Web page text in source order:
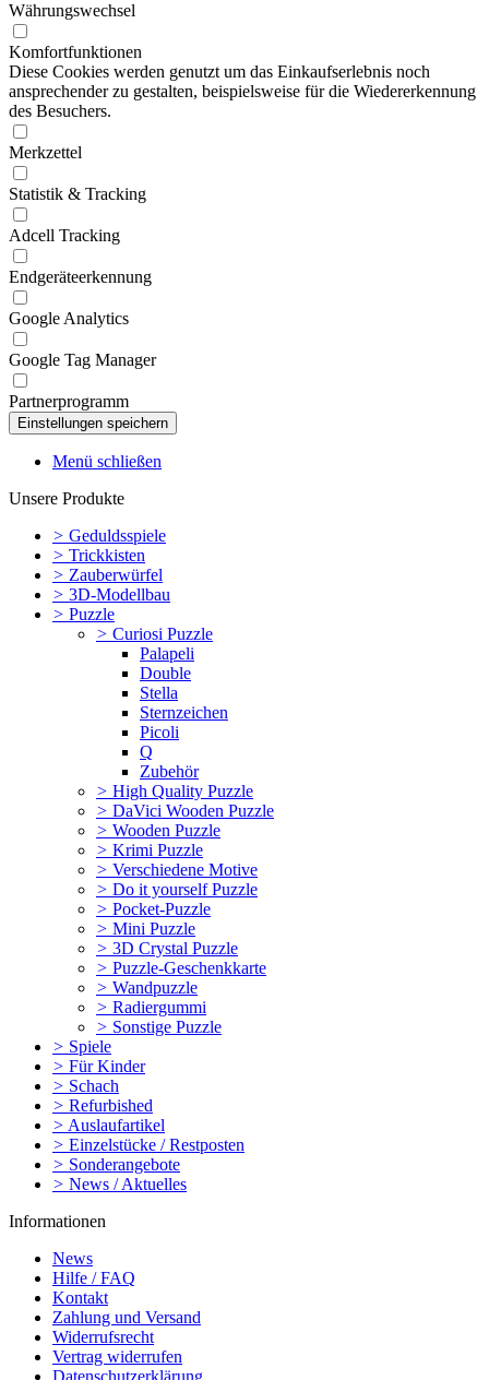
Währungswechsel
Komfortfunktionen
Diese Cookies werden genutzt um das Einkaufserlebnis noch
ansprechender zu gestalten, beispielsweise für die Wiedererkennung
des Besuchers.
Merkzettel
Statistik & Tracking
Adcell Tracking
Endgeräteerkennung
Google Analytics
Google Tag Manager
Partnerprogramm
Menü schließen
Unsere Produkte
> Geduldsspiele
> Trickkisten
> Zauberwürfel
> 3D-Modellbau
> Puzzle
> Curiosi Puzzle
Palapeli
Double
Stella
Sternzeichen
Picoli
Q
Zubehör
> High Quality Puzzle
> DaVici Wooden Puzzle
> Wooden Puzzle
> Krimi Puzzle
> Verschiedene Motive
> Do it yourself Puzzle
> Pocket-Puzzle
> Mini Puzzle
> 3D Crystal Puzzle
> Puzzle-Geschenkkarte
> Wandpuzzle
> Radiergummi
> Sonstige Puzzle
> Spiele
> Für Kinder
> Schach
> Refurbished
> Auslaufartikel
> Einzelstücke / Restposten
> Sonderangebote
> News / Aktuelles
Informationen
News
Hilfe / FAQ
Kontakt
Zahlung und Versand
Widerrufsrecht
Vertrag widerrufen
Datenschutzerklärung